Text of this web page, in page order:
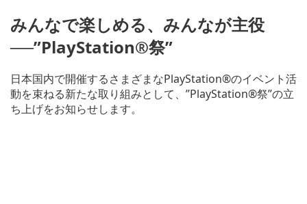
みんなで楽しめる、みんなが主役
──”PlayStation®祭”
日本国内で開催するさまざまなPlayStation®のイベント活
動を束ねる新たな取り組みとして、”PlayStation®祭”の立
ち上げをお知らせします。